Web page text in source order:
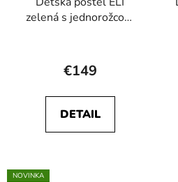
zelená s jednorožcom
€149
DETAIL
NOVINKA